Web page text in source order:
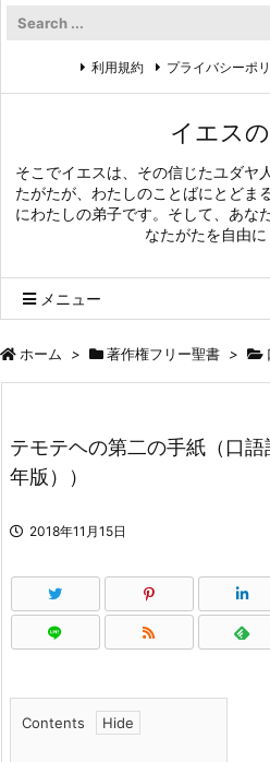
イエス
そこでイエスは、その信じたユダヤ
たがたが、わたしのことばにとどま
にわたしの弟子です。そして、あな
なたがたを自由に
メニュー
利用規約 プライバシーポ
ホーム > 著作権フリー聖書 >
テモテヘの第二の手紙（口
年版））
2018年11月15日
Contents